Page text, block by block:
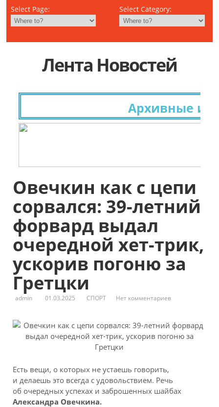
Select Page: Select Category:
Лента Новостей
Архивные
Овечкин как с цепи
сорвался: 39-летний
форвард выдал
очередной хет-трик,
ускорив погоню за
Гретцки
admin 01.03.2025 СПОРТ Нет комментариев
Есть вещи, о которых не устаешь говорить,
и делаешь это всегда с удовольствием. Речь
об очередных успехах и заброшенных шайбах
Александра Овечкина.